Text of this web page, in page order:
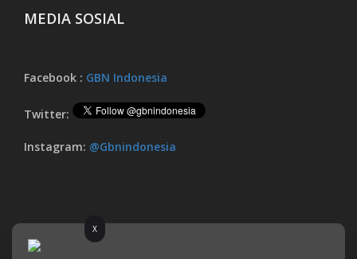
X
MEDIA SOSIAL
Facebook : GBN Indonesia
Twitter:
Instagram: @gbnindonesia
© 2017 Garda Bhakti Nusantara All Rights